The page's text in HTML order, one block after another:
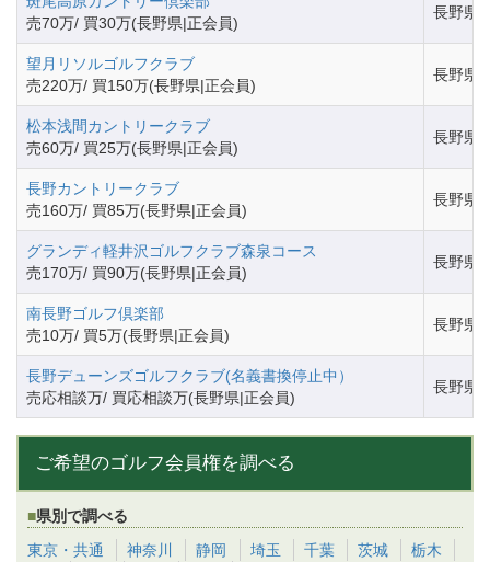
売70万/ 買30万(長野県|正会員)
長野県
望月リソルゴルフクラブ
売220万/ 買150万(長野県|正会員)
長野県
松本浅間カントリークラブ
売60万/ 買25万(長野県|正会員)
長野県
長野カントリークラブ
売160万/ 買85万(長野県|正会員)
長野県
グランディ軽井沢ゴルフクラブ森泉コース
売170万/ 買90万(長野県|正会員)
長野県
南長野ゴルフ倶楽部
売10万/ 買5万(長野県|正会員)
長野県
長野デューンズゴルフクラブ(名義書換停止中）
売応相談万/ 買応相談万(長野県|正会員)
長野県
ご希望のゴルフ会員権を調べる
県別で調べる
東京・共通
神奈川 静岡 埼玉 千葉 茨城
栃木